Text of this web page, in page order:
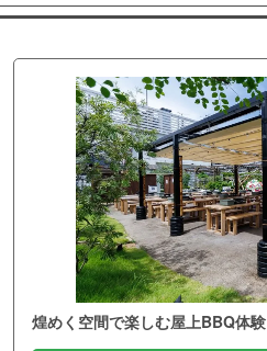
煌めく空間で楽しむ屋上BBQ体験